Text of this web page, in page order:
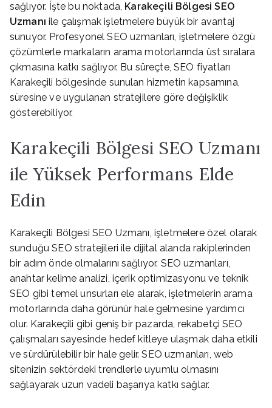
sağlıyor. İşte bu noktada, Karakeçili Bölgesi SEO
Uzmanı ile çalışmak işletmelere büyük bir avantaj
sunuyor. Profesyonel SEO uzmanları, işletmelere özgü
çözümlerle markaların arama motorlarında üst sıralara
çıkmasına katkı sağlıyor. Bu süreçte, SEO fiyatları
Karakeçili bölgesinde sunulan hizmetin kapsamına,
süresine ve uygulanan stratejilere göre değişiklik
gösterebiliyor.
Karakeçili Bölgesi SEO Uzmanı
ile Yüksek Performans Elde
Edin
Karakeçili Bölgesi SEO Uzmanı, işletmelere özel olarak
sunduğu SEO stratejileri ile dijital alanda rakiplerinden
bir adım önde olmalarını sağlıyor. SEO uzmanları,
anahtar kelime analizi, içerik optimizasyonu ve teknik
SEO gibi temel unsurları ele alarak, işletmelerin arama
motorlarında daha görünür hale gelmesine yardımcı
olur. Karakeçili gibi geniş bir pazarda, rekabetçi SEO
çalışmaları sayesinde hedef kitleye ulaşmak daha etkili
ve sürdürülebilir bir hale gelir. SEO uzmanları, web
sitenizin sektördeki trendlerle uyumlu olmasını
sağlayarak uzun vadeli başarıya katkı sağlar.